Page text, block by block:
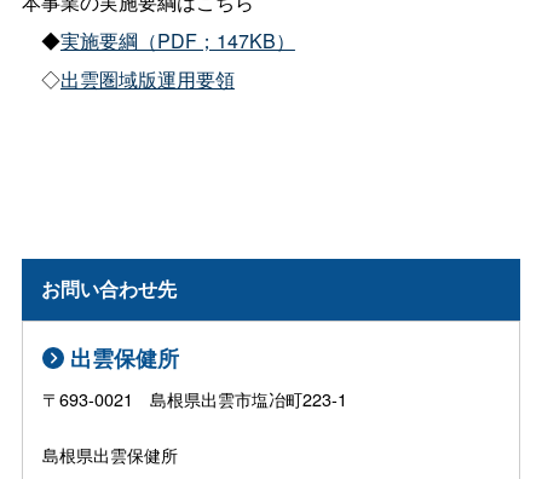
◆実施要綱（PDF；147KB）
◇出雲圏域版運用要領
お問い合わせ先
出雲保健所
〒693-0021 島根県出雲市塩冶町223-1
島根県出雲保健所